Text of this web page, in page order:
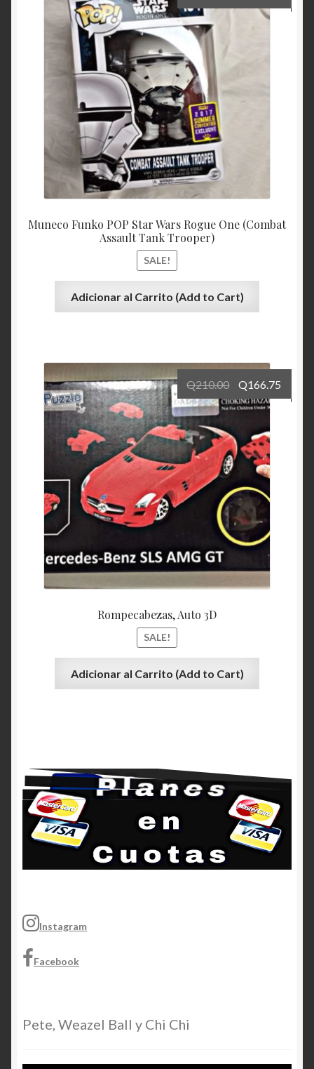
Muneco Funko POP Star Wars Rogue One (Combat
Assault Tank Trooper)
SALE!
Adicionar al Carrito (Add to Cart)
Rompecabezas, Auto 3D
SALE!
Q210.00 Q166.75
Adicionar al Carrito (Add to Cart)
Instagram
Facebook
Pete, Weazel Ball y Chi Chi